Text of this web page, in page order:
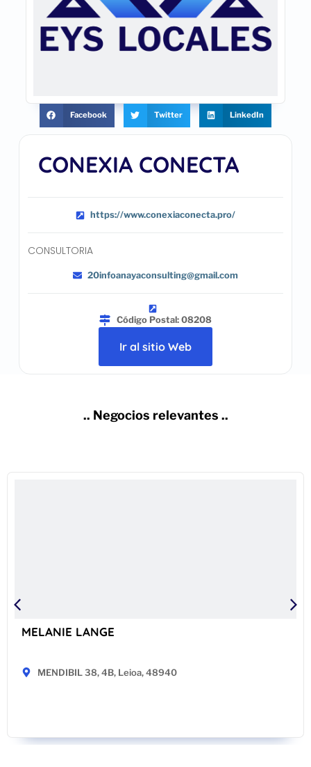
CONEXIA CONECTA
https://www.conexiaconecta.pro/
CONSULTORIA
20infoanayaconsulting@gmail.com
Código Postal: 08208
Ir al sitio Web
Facebook Twitter LinkedIn
.. Negocios relevantes ..
MELANIE LANGE
MENDIBIL 38, 4B, Leioa, 48940